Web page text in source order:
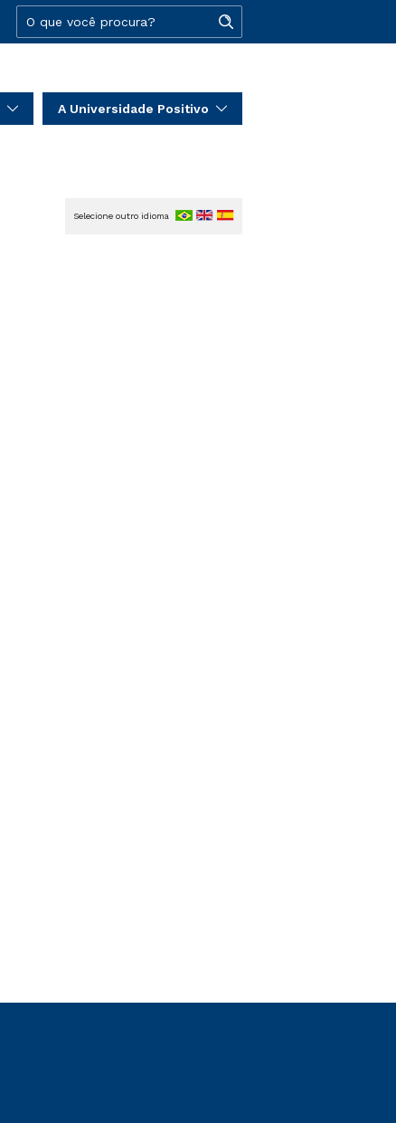
A Universidade Positivo
Selecione outro idioma